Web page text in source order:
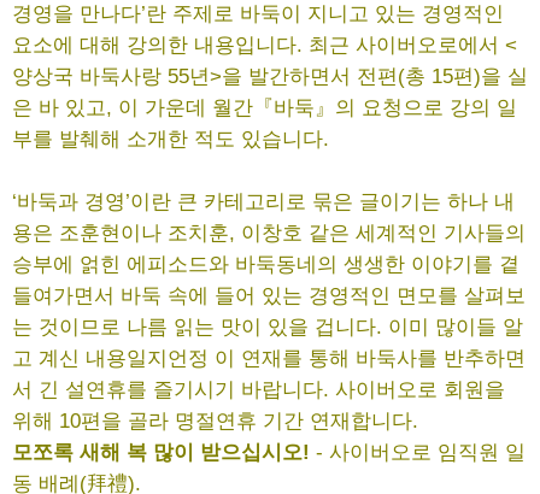
경영을 만나다’란 주제로 바둑이 지니고 있는 경영적인
요소에 대해 강의한 내용입니다. 최근 사이버오로에서 <
양상국 바둑사랑 55년>을 발간하면서 전편(총 15편)을 실
은 바 있고, 이 가운데 월간『바둑』의 요청으로 강의 일
부를 발췌해 소개한 적도 있습니다.
‘바둑과 경영’이란 큰 카테고리로 묶은 글이기는 하나 내
용은 조훈현이나 조치훈, 이창호 같은 세계적인 기사들의
승부에 얽힌 에피소드와 바둑동네의 생생한 이야기를 곁
들여가면서 바둑 속에 들어 있는 경영적인 면모를 살펴보
는 것이므로 나름 읽는 맛이 있을 겁니다. 이미 많이들 알
고 계신 내용일지언정 이 연재를 통해 바둑사를 반추하면
서 긴 설연휴를 즐기시기 바랍니다. 사이버오로 회원을
위해 10편을 골라 명절연휴 기간 연재합니다.
모쪼록 새해 복 많이 받으십시오! - 사이버오로 임직원 일
동 배례(拜禮).